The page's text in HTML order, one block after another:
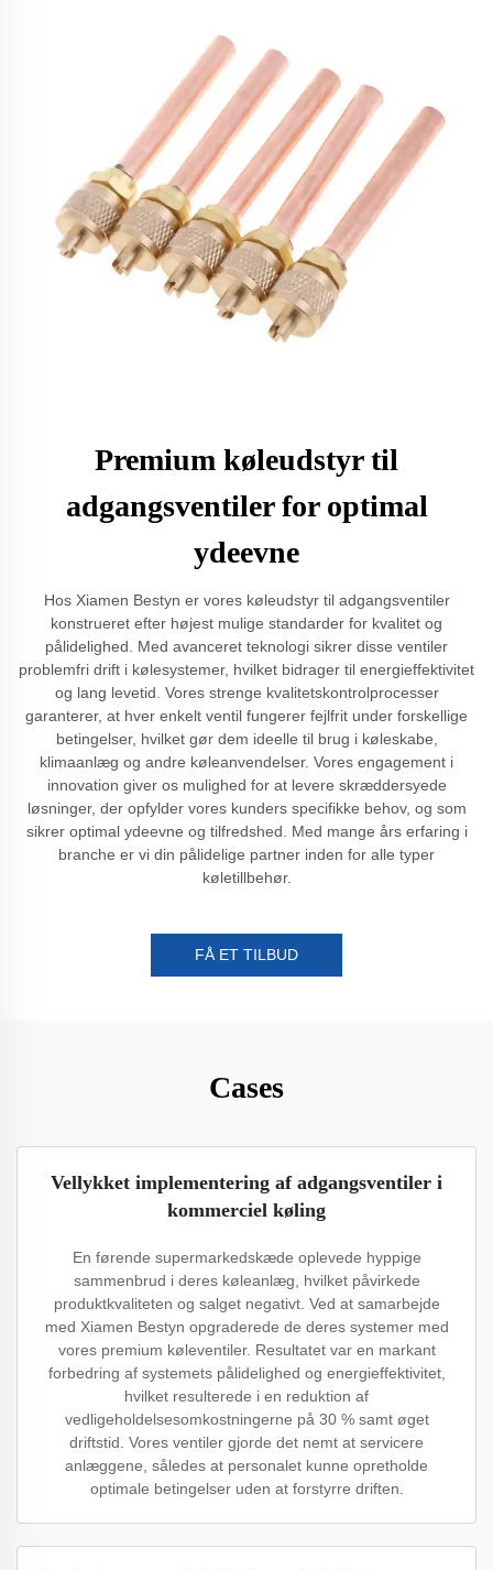
Premium køleudstyr til
adgangsventiler for optimal
ydeevne
Hos Xiamen Bestyn er vores køleudstyr til adgangsventiler
konstrueret efter højest mulige standarder for kvalitet og
pålidelighed. Med avanceret teknologi sikrer disse ventiler
problemfri drift i kølesystemer, hvilket bidrager til energieffektivitet
og lang levetid. Vores strenge kvalitetskontrolprocesser
garanterer, at hver enkelt ventil fungerer fejlfrit under forskellige
betingelser, hvilket gør dem ideelle til brug i køleskabe,
klimaanlæg og andre køleanvendelser. Vores engagement i
innovation giver os mulighed for at levere skræddersyede
løsninger, der opfylder vores kunders specifikke behov, og som
sikrer optimal ydeevne og tilfredshed. Med mange års erfaring i
branche er vi din pålidelige partner inden for alle typer
køletillbehør.
FÅ ET TILBUD
Cases
Vellykket implementering af adgangsventiler i
kommerciel køling
En førende supermarkedskæde oplevede hyppige
sammenbrud i deres køleanlæg, hvilket påvirkede
produktkvaliteten og salget negativt. Ved at samarbejde
med Xiamen Bestyn opgraderede de deres systemer med
vores premium køleventiler. Resultatet var en markant
forbedring af systemets pålidelighed og energieffektivitet,
hvilket resulterede i en reduktion af
vedligeholdelsesomkostningerne på 30 % samt øget
driftstid. Vores ventiler gjorde det nemt at servicere
anlæggene, således at personalet kunne opretholde
optimale betingelser uden at forstyrre driften.